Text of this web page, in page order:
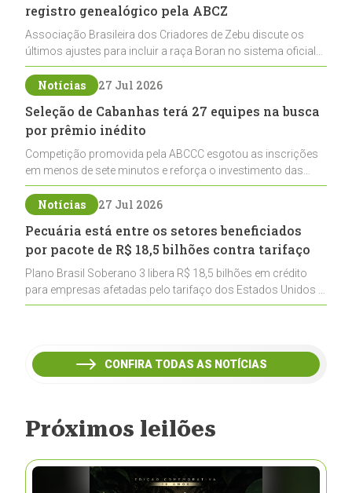
registro genealógico pela ABCZ
Associação Brasileira dos Criadores de Zebu discute os
últimos ajustes para incluir a raça Boran no sistema oficial
de registros, abrindo caminho para sua expansão na
pecuária nacional
Notícias 27 Jul 2026
Seleção de Cabanhas terá 27 equipes na busca
por prêmio inédito
Competição promovida pela ABCCC esgotou as inscrições
em menos de sete minutos e reforça o investimento das
cabanhas na seleção genética de Cavalos Crioulos voltados
ao laço
Notícias 27 Jul 2026
Pecuária está entre os setores beneficiados
por pacote de R$ 18,5 bilhões contra tarifaço
Plano Brasil Soberano 3 libera R$ 18,5 bilhões em crédito
para empresas afetadas pelo tarifaço dos Estados Unidos e
inclui a pecuária entre os setores estratégicos
CONFIRA TODAS AS NOTÍCIAS
Próximos leilões